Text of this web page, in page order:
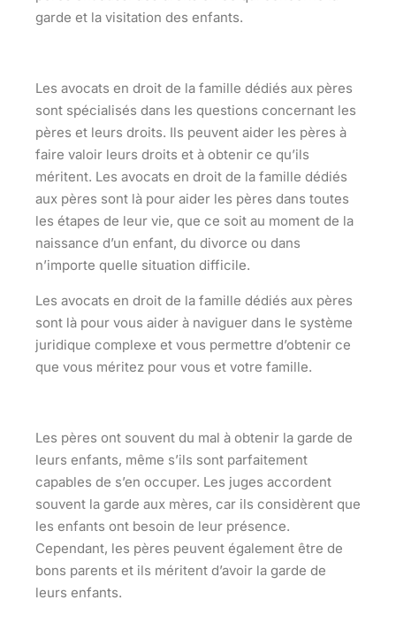
garde et la visitation des enfants.
Les avocats en droit de la famille dédiés aux pères
sont spécialisés dans les questions concernant les
pères et leurs droits. Ils peuvent aider les pères à
faire valoir leurs droits et à obtenir ce qu’ils
méritent. Les avocats en droit de la famille dédiés
aux pères sont là pour aider les pères dans toutes
les étapes de leur vie, que ce soit au moment de la
naissance d’un enfant, du divorce ou dans
n’importe quelle situation difficile.
Les avocats en droit de la famille dédiés aux pères
sont là pour vous aider à naviguer dans le système
juridique complexe et vous permettre d’obtenir ce
que vous méritez pour vous et votre famille.
Les pères ont souvent du mal à obtenir la garde de
leurs enfants, même s’ils sont parfaitement
capables de s’en occuper. Les juges accordent
souvent la garde aux mères, car ils considèrent que
les enfants ont besoin de leur présence.
Cependant, les pères peuvent également être de
bons parents et ils méritent d’avoir la garde de
leurs enfants.